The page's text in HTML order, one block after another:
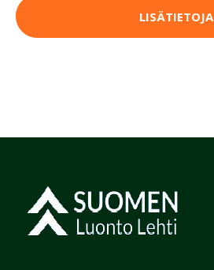
LISÄTIETOJA